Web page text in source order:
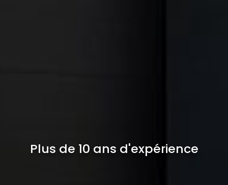
Plus de 10 ans d'expérience